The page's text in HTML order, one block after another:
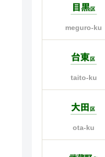
meguro-ku
taito-ku
ota-ku